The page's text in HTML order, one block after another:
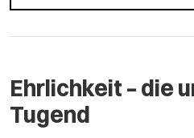
Ehrlichkeit – die
Tugend